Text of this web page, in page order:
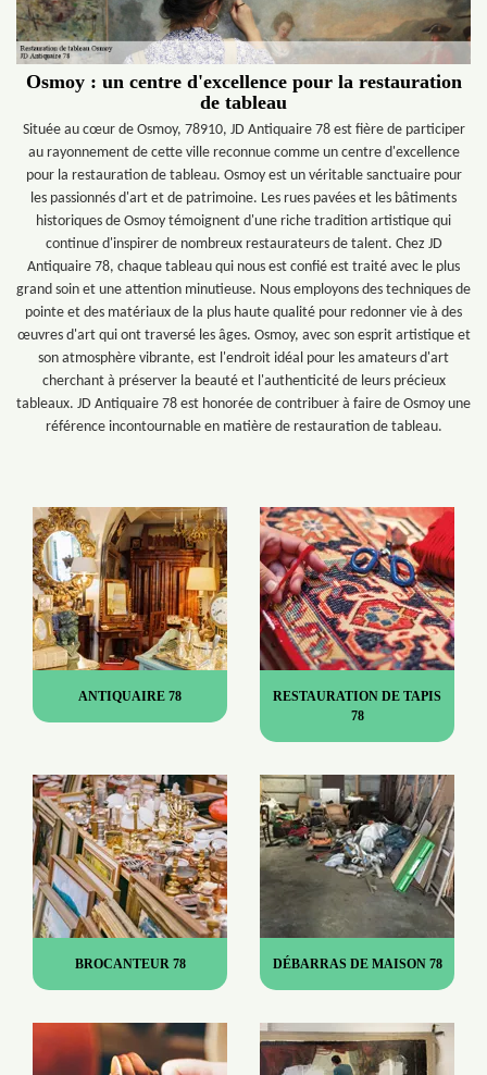
Osmoy : un centre d'excellence pour la restauration
de tableau
Située au cœur de Osmoy, 78910, JD Antiquaire 78 est fière de participer
au rayonnement de cette ville reconnue comme un centre d'excellence
pour la restauration de tableau. Osmoy est un véritable sanctuaire pour
les passionnés d'art et de patrimoine. Les rues pavées et les bâtiments
historiques de Osmoy témoignent d'une riche tradition artistique qui
continue d'inspirer de nombreux restaurateurs de talent. Chez JD
Antiquaire 78, chaque tableau qui nous est confié est traité avec le plus
grand soin et une attention minutieuse. Nous employons des techniques de
pointe et des matériaux de la plus haute qualité pour redonner vie à des
œuvres d'art qui ont traversé les âges. Osmoy, avec son esprit artistique et
son atmosphère vibrante, est l'endroit idéal pour les amateurs d'art
cherchant à préserver la beauté et l'authenticité de leurs précieux
tableaux. JD Antiquaire 78 est honorée de contribuer à faire de Osmoy une
référence incontournable en matière de restauration de tableau.
ANTIQUAIRE 78
RESTAURATION DE TAPIS
78
BROCANTEUR 78 DÉBARRAS DE MAISON 78